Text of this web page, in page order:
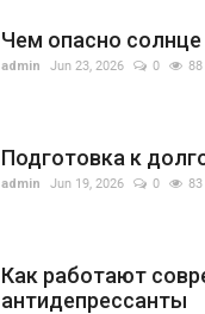
Чем опасно солнце
admin Jun 23, 2026 0 88
Подготовка к
admin Jun 19, 2026 0 83
Как работают
антидепрессанты